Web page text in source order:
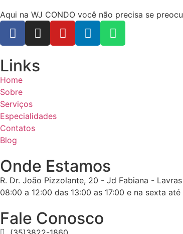
Aqui na WJ CONDO você não precisa se
Links
Home
Sobre
Serviços
Especialidades
Contatos
Blog
Onde Estamos
R. Dr. João Pizzolante, 20 - Jd Fabiana -
08:00 a 12:00 das 13:00 as 17:00 e na sexta até
Fale Conosco